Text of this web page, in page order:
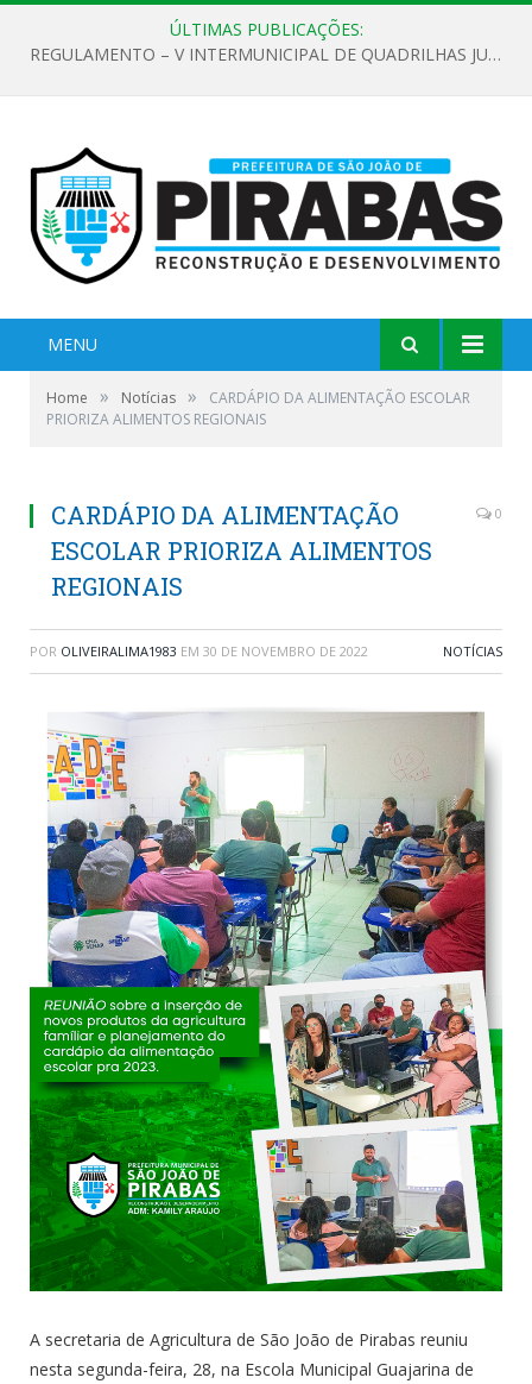
ÚLTIMAS PUBLICAÇÕES:
REGULAMENTO – V INTERMUNICIPAL DE QUADRILHAS JUNINAS 2026
MENU
Home » Notícias »
CARDÁPIO DA ALIMENTAÇÃO ESCOLAR
PRIORIZA ALIMENTOS REGIONAIS
CARDÁPIO DA ALIMENTAÇÃO
ESCOLAR PRIORIZA ALIMENTOS
REGIONAIS
0
POR OLIVEIRALIMA1983 EM 30 DE NOVEMBRO DE 2022 NOTÍCIAS
A secretaria de Agricultura de São João de Pirabas reuniu
nesta segunda-feira, 28, na Escola Municipal Guajarina de